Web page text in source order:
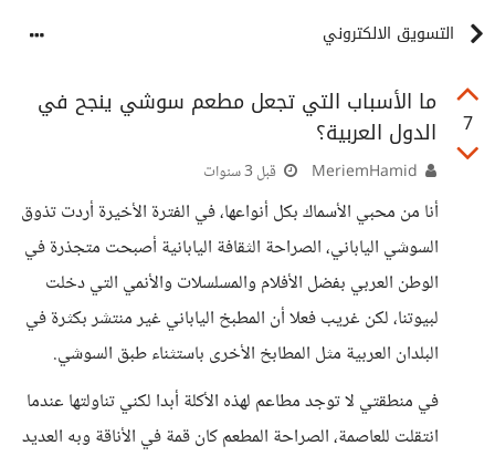
التسويق الالكتروني
7
ما الأسباب التي تجعل مطعم سوشي ينجح في
الدول العربية؟
قبل 3 سنوات
أنا من محبي الأسماك بكل أنواعها، في الفترة الأخيرة أردت تذوق
السوشي الياباني، الصراحة الثقافة اليابانية أصبحت متجذرة في
الوطن العربي بفضل الأفلام والمسلسلات والأنمي التي دخلت
لبيوتنا، لكن غريب فعلا أن المطبخ الياباني غير منتشر بكثرة في
البلدان العربية مثل المطابخ الأخرى باستثناء طبق السوشي.
في منطقتي لا توجد مطاعم لهذه الأكلة أبدا لكني تناولتها عندما
انتقلت للعاصمة، الصراحة المطعم كان قمة في الأناقة وبه العديد